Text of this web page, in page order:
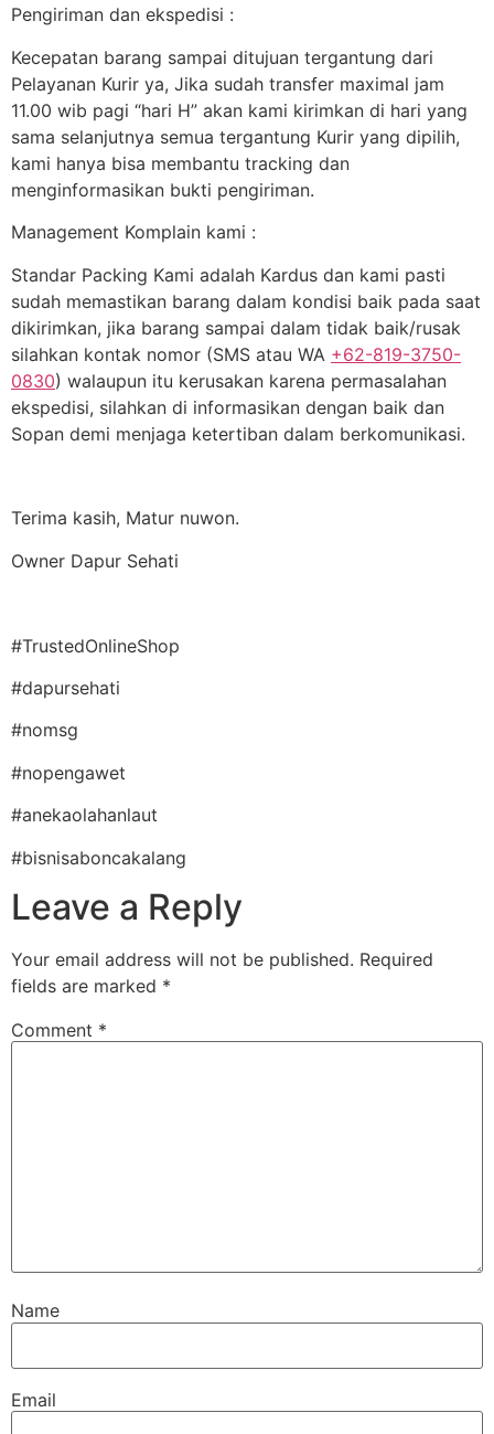
Pengiriman dan ekspedisi :
Kecepatan barang sampai ditujuan tergantung dari
Pelayanan Kurir ya, Jika sudah transfer maximal jam
11.00 wib pagi “hari H” akan kami kirimkan di hari yang
sama selanjutnya semua tergantung Kurir yang dipilih,
kami hanya bisa membantu tracking dan
menginformasikan bukti pengiriman.
Management Komplain kami :
Standar Packing Kami adalah Kardus dan kami pasti
sudah memastikan barang dalam kondisi baik pada saat
dikirimkan, jika barang sampai dalam tidak baik/rusak
silahkan kontak nomor (SMS atau WA +62-819-3750-
0830) walaupun itu kerusakan karena permasalahan
ekspedisi, silahkan di informasikan dengan baik dan
Sopan demi menjaga ketertiban dalam berkomunikasi.
Terima kasih, Matur nuwon.
Owner Dapur Sehati
#TrustedOnlineShop
#dapursehati
#nomsg
#nopengawet
#anekaolahanlaut
#bisnisaboncakalang
Leave a Reply
Your email address will not be published. Required
fields are marked *
Comment *
Name
Email